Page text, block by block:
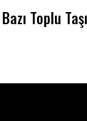
Toplu